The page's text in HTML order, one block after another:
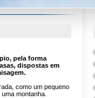
pela forma
dispostas em
como um pequeno
montanha.